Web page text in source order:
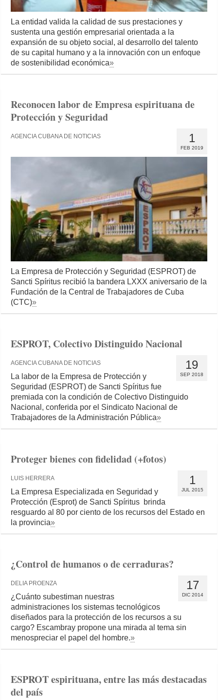
La entidad valida la calidad de sus pres­taciones y
sustenta una gestión empresarial orien­tada a la
expansión de su objeto social, al desarro­llo del talento
de su capital humano y a la innovación con un enfoque
de sostenibilidad económica»
Reconocen labor de Empresa espirituana de
Protección y Seguridad
1
FEB 2019
AGENCIA CUBANA DE NOTICIAS
La Empresa de Protección y Seguridad (ESPROT) de
Sancti Spíritus recibió la bandera LXXX aniversario de la
Fundación de la Central de Trabajadores de Cuba
(CTC)»
ESPROT, Colectivo Distinguido Nacional
19
SEP 2018
AGENCIA CUBANA DE NOTICIAS
La labor de la Empresa de Protección y
Seguridad (ESPROT) de Sancti Spíritus fue
premiada con la condición de Colectivo Distinguido
Nacional, conferida por el Sindicato Nacional de
Trabajadores de la Administración Pública»
Proteger bienes con fidelidad (+fotos)
1
JUL 2015
LUIS HERRERA
La Empresa Especializada en Seguridad y
Protección (Esprot) de Sancti Spíritus brinda
resguardo al 80 por ciento de los recursos del Estado en
la provincia»
¿Control de humanos o de cerraduras?
17
DIC 2014
DELIA PROENZA
¿Cuánto subestiman nuestras
administraciones los sistemas tecnológicos
diseñados para la protección de los recursos a su
cargo? Escambray propone una mirada al tema sin
menospreciar el papel del hombre.»
ESPROT espirituana, entre las más destacadas
del país